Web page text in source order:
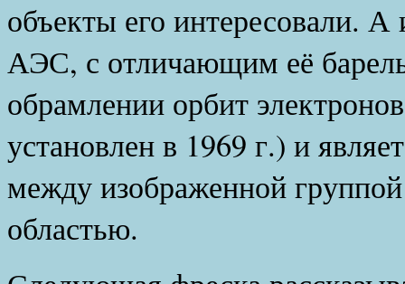
объекты его интересовали.
АЭС, с отличающим её
обрамлении орбит
установлен в 1969 г.) и
между изображенной
областью.